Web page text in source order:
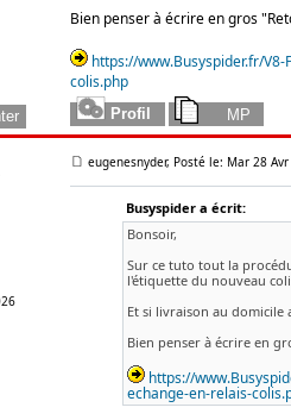
Bien penser à écrire en gros
https://www.Busyspider.fr/
colis.php
eugenesnyder, Posté le: Mar 28
Busyspider a écrit:
Bonsoir,
Sur ce tuto tout la
l'étiquette du nouveau
Et si livraison au domicile
Bien penser à écrire en
https://
echange-en-relais-